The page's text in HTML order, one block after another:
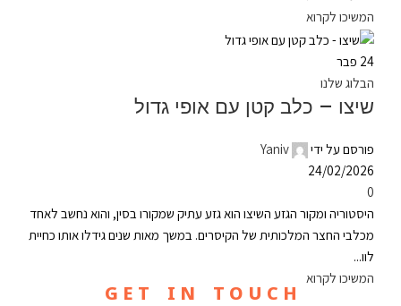
המשיכו לקרוא
24 פבר
הבלוג שלנו
שיצו – כלב קטן עם אופי גדול
פורסם על ידי
Yaniv
24/02/2026
0
היסטוריה ומקור הגזע השיצו הוא גזע עתיק שמקורו בסין, והוא נחשב לאחד
מכלבי החצר המלכותית של הקיסרים. במשך מאות שנים גידלו אותו כחיית
לוו...
המשיכו לקרוא
G E T I N T O U C H